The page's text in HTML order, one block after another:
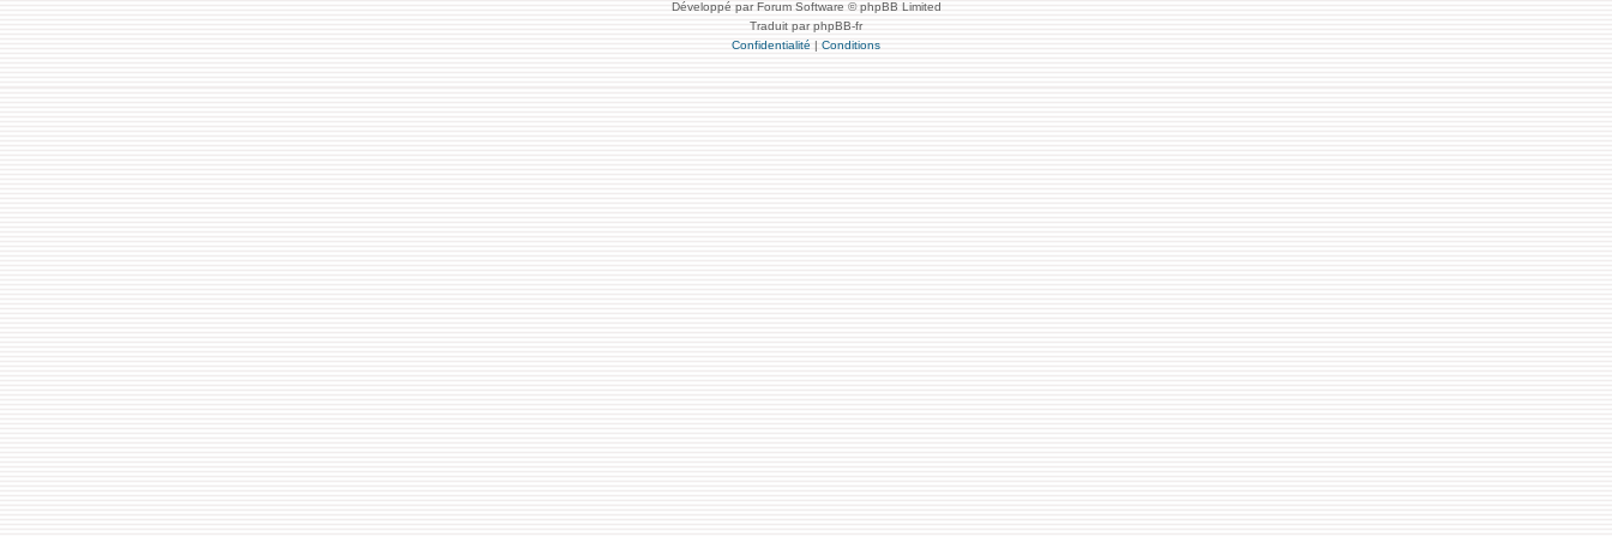
Développé par Forum Software © phpBB Limited
Traduit par phpBB-fr
Confidentialité | Conditions